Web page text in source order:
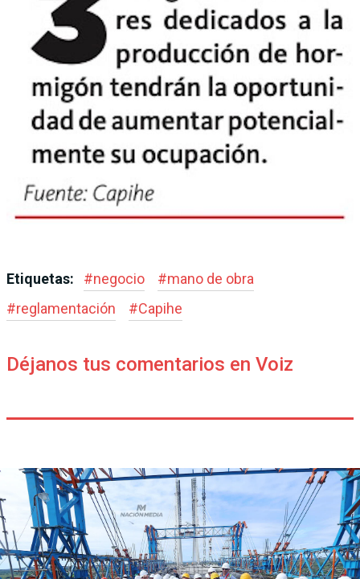
Etiquetas: #negocio #mano de obra
#reglamentación #Capihe
Déjanos tus comentarios en Voiz